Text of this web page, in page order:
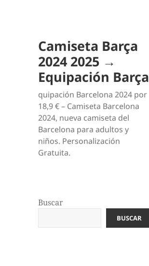
Camiseta Barça
2024 2025 →
Equipación Barça
quipación Barcelona 2024 por
18,9 € – Camiseta Barcelona
2024, nueva camiseta del
Barcelona para adultos y
niños. Personalización
Gratuita.
Buscar
BUSCAR